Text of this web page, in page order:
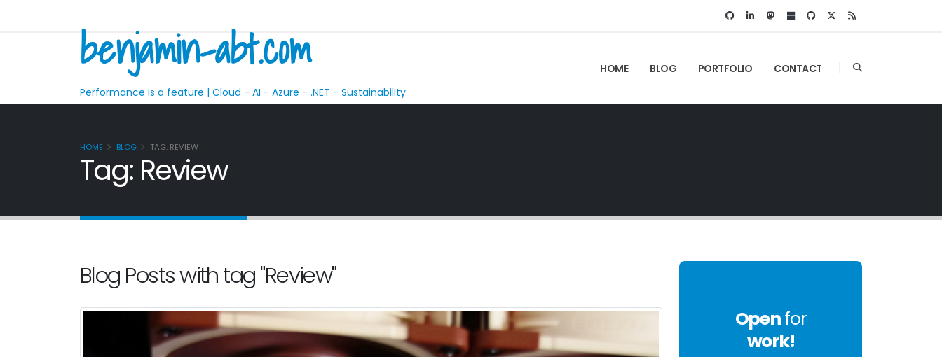
benjamin-abt.com
Performance is a feature | Cloud - AI - Azure - .NET - Sustainability
HOME BLOG PORTFOLIO CONTACT
HOME BLOG TAG: REVIEW
Tag: Review
Blog Posts with tag "Review"
Openfor
work!